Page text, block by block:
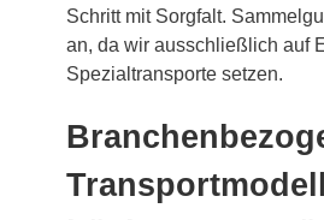
Schritt mit Sorgfalt.
an, da wir ausschließlich auf
Spezialtransporte setzen.